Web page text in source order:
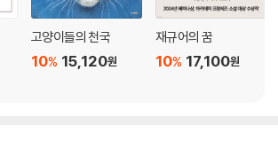
고양이들의 천국
15,120원
10%
재규어의 꿈
17,100원
10%